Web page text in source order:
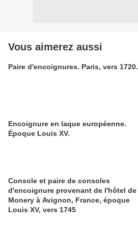
Vous aimerez aussi
Paire d'encoignures. Paris, vers 1720.
Encoignure en laque européenne.
Époque Louis XV.
Console et paire de consoles
d'encoignure provenant de l'hôtel de
Monery à Avignon, France, époque
Louis XV, vers 1745